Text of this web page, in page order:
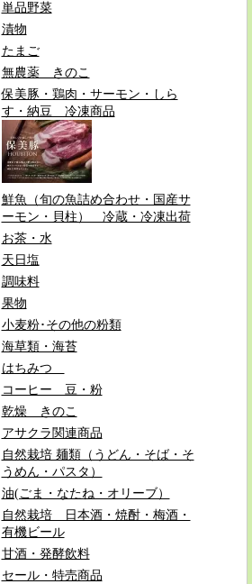
単品野菜
漬物
たまご
無農薬 きのこ
保美豚・鶏肉・サーモン・しら
す・納豆 冷凍商品
鮮魚（旬の魚詰め合わせ・国産サ
ーモン・貝柱） 冷蔵・冷凍出荷
お茶・水
天日塩
調味料
果物
小麦粉･その他の粉類
海草類・海苔
はちみつ
コーヒー 豆・粉
乾燥 きのこ
アサクラ関連商品
自然栽培 麺類（うどん・そば・そ
うめん・パスタ）
油(ごま・なたね・オリーブ）
自然栽培 日本酒・焼酎・梅酒・
有機ビール
甘酒・発酵飲料
セール・特売商品